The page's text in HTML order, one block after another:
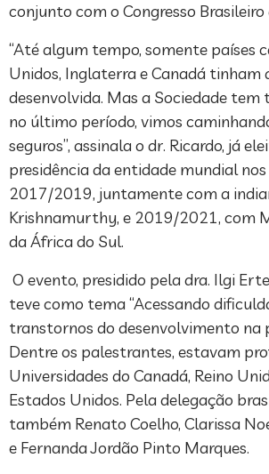
conjunto com o Congresso
“Até algum tempo, somente países
Unidos, Inglaterra e Canadá tinham
desenvolvida. Mas a Sociedade
no último período, vimos
seguros”, assinala o dr. Ricardo, já
presidência da entidade mundial
2017/2019, juntamente com a
Krishnamurthy, e 2019/2021, com
da África do Sul.
O evento, presidido pela dra. Ilgi
teve como tema “Acessando
transtornos do desenvolvimento na
Dentre os palestrantes, estavam
Universidades do Canadá, Reino
Estados Unidos. Pela delegação
também Renato Coelho, Clarissa
e Fernanda Jordão Pinto Marques.